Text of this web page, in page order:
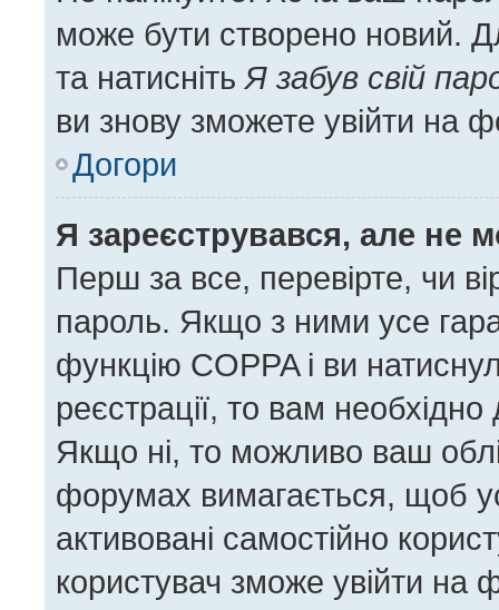
може бути створено новий.
та натисніть Я забув свій
ви знову зможете увійти на
Догори
Я зареєструвався, але не
Перш за все, перевірте, чи
пароль. Якщо з ними усе
функцію COPPA і ви
реєстрації, то вам
Якщо ні, то можливо ваш
форумах вимагається, щоб
активовані самостійно
користувач зможе увійти на